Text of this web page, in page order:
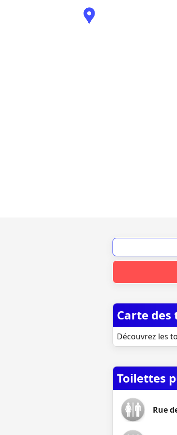
Carte
Découvrez les
Toilettes
Rue